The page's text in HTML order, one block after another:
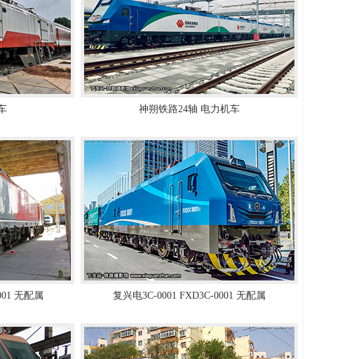
神朔铁路24轴 电力机车
无配属 复兴电3C-0001 FXD3C-0001 无配属